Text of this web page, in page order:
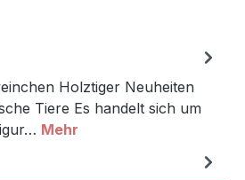
Holztiger Neuheiten
Tiere Es handelt sich um
Mehr